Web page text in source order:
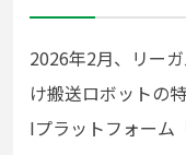
2026年2月、リー
け搬送ロボットの
Iプラットフォーム